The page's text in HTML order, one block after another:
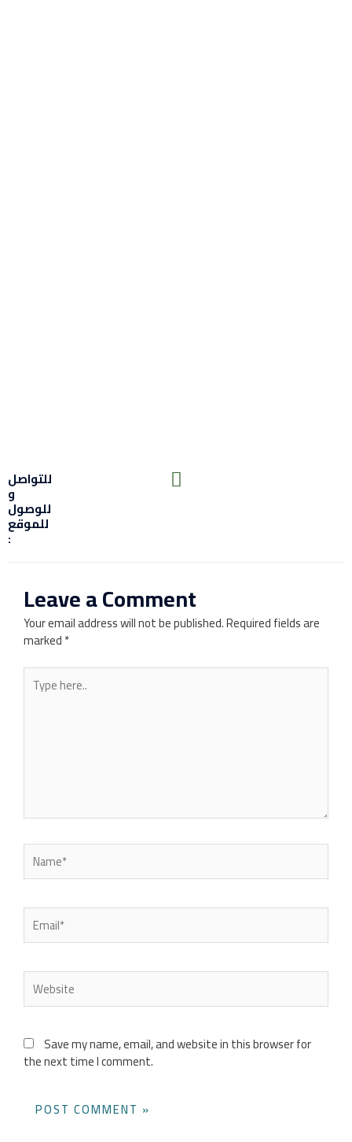
للتواصل
و
للوصول
للموقع
:
Leave a Comment
Your email address will not be published.Required fields are
marked*
Type
here..
Name*
Email*
Website
Save my name, email, and website in this browser for
the next time I comment.